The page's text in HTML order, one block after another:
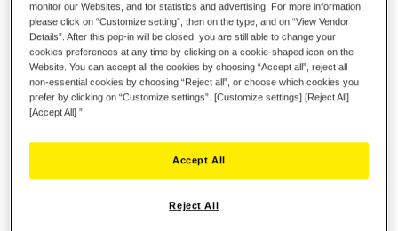
69,99 €
ADICIONAR AO CARRINHO
monitor our Websites, and for statistics and advertising. For more information,
please click on “Customize setting”, then on the type, and on “View Vendor
Details”. After this pop-in will be closed, you are still able to change your
cookies preferences at any time by clicking on a cookie-shaped icon on the
Website. You can accept all the cookies by choosing “Accept all”, reject all
non-essential cookies by choosing “Reject all”, or choose which cookies you
prefer by clicking on “Customize settings”. [Customize settings] [Reject All]
[Accept All] ”
Reject All
Accept All